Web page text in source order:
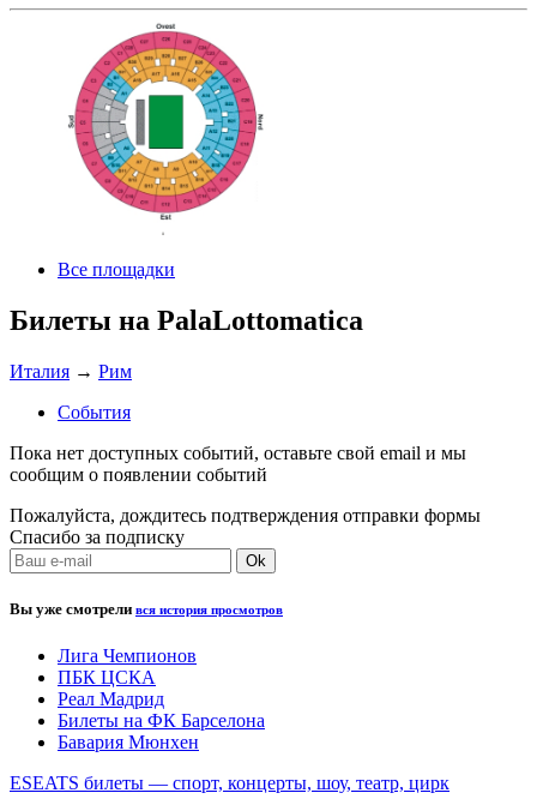
Все площадки
Билеты на PalaLottomatica
Италия → Рим
События
Пока нет доступных событий, оставьте свой email и мы
сообщим о появлении событий
Пожалуйста, дождитесь подтверждения отправки формы
Спасибо за подписку
Вы уже смотрели вся история просмотров
Лига Чемпионов
ПБК ЦСКА
Реал Мадрид
Билеты на ФК Барселона
Бавария Мюнхен
ESEATS билеты — спорт, концерты, шоу, театр, цирк